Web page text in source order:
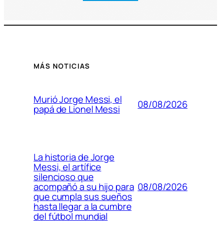
MÁS NOTICIAS
Murió Jorge Messi, el
papá de Lionel Messi 08/08/2026
La historia de Jorge
Messi, el artífice
silencioso que
acompañó a su hijo para
que cumpla sus sueños
hasta llegar a la cumbre
del fútbol mundial
08/08/2026